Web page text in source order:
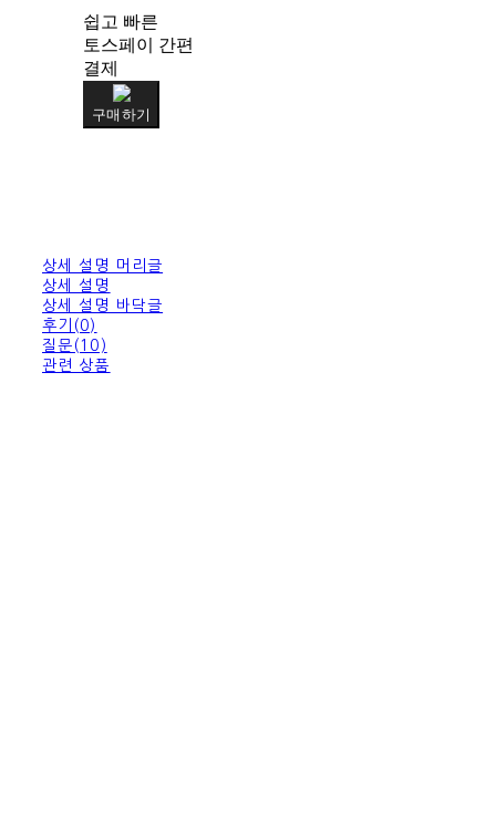
쉽고 빠른
토스페이 간편
결제
구매하기
상세 설명 머리글
상세 설명
상세 설명 바닥글
후기(0)
질문(10)
관련 상품